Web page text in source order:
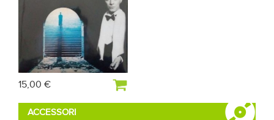
15,00 €
ACCESSORI